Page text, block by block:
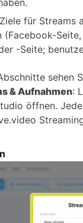
für Streams
(Facebook-
-Seite;
sehen
& Aufnahmen:
öffnen.